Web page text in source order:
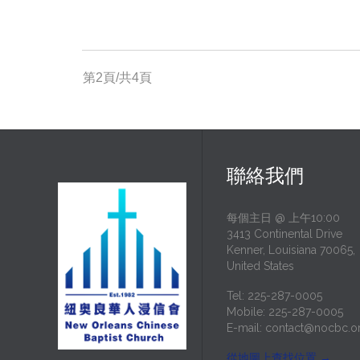
第2頁/共4頁
聯絡我們
每個主日 @ 上午10:00
3413 Continental Drive
Kenner, Louisiana 70065,
United States
Tel: 225-287-0005
Mobile: 225-287-0005
E-mail:
從地圖上查找位置 →